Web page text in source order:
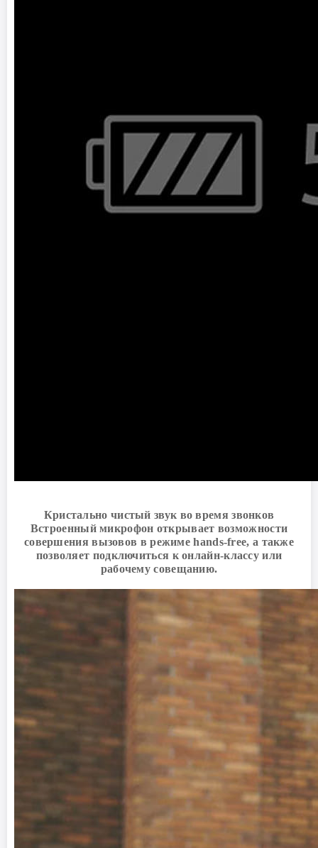
Кристально чистый звук во время звонков
Встроенный микрофон открывает возможности
совершения вызовов в режиме hands-free, а также
позволяет подключиться к онлайн-классу или
рабочему совещанию.